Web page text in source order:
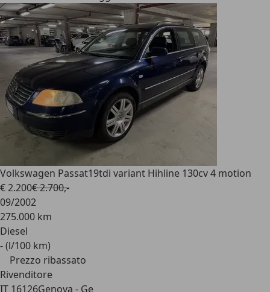
Volkswagen Passat19tdi variant Hihline 130cv 4 motion
€ 2.200€ 2.700,-
09/2002
275.000 km
Diesel
- (l/100 km)
Prezzo ribassato
Rivenditore
IT 16126Genova - Ge